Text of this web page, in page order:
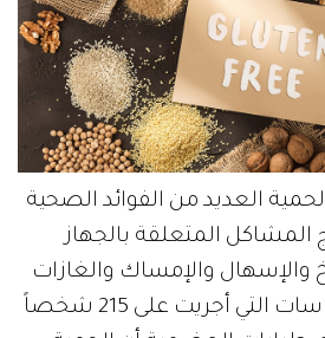
العديد من الفوائد الصحية
المتعلقة بالجهاز
والإسهال والإمساك والغازات
حيث أثبتت إحدى الدراسات التي أجريت على 215 شخصاً